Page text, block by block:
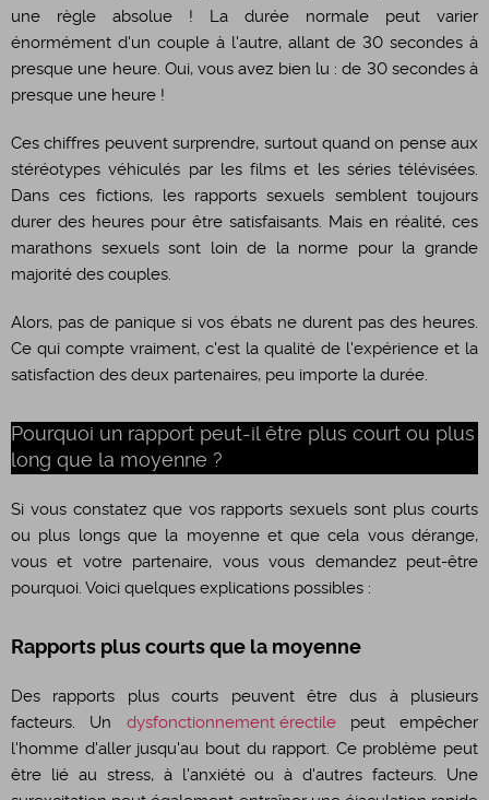
une règle absolue ! La durée normale peut varier
énormément d'un couple à l'autre, allant de 30 secondes à
presque une heure. Oui, vous avez bien lu : de 30 secondes à
presque une heure !
​Ces chiffres peuvent surprendre, surtout quand on pense aux
stéréotypes véhiculés par les films et les séries télévisées.
Dans ces fictions, les rapports sexuels semblent toujours
durer des heures pour être satisfaisants. Mais en réalité, ces
marathons sexuels sont loin de la norme pour la grande
majorité des couples.
​Alors, pas de panique si vos ébats ne durent pas des heures.
Ce qui compte vraiment, c'est la qualité de l'expérience et la
satisfaction des deux partenaires, peu importe la durée.
Pourquoi un rapport peut-il être plus court ou plus
long que la moyenne ?
​Si vous constatez que vos rapports sexuels sont plus courts
ou plus longs que la moyenne et que cela vous dérange,
vous et votre partenaire, vous vous demandez peut-être
pourquoi. Voici quelques explications possibles :
Rapports plus courts que la moyenne
​Des rapports plus courts peuvent être dus à plusieurs
facteurs. Un dysfonctionnement érectilepeut empêcher
l'homme d'aller jusqu'au bout du rapport. Ce problème peut
être lié au stress, à l'anxiété ou à d'autres facteurs. Une